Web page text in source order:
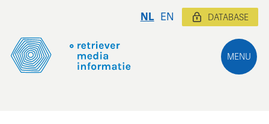
MENU
NL EN DATABASE